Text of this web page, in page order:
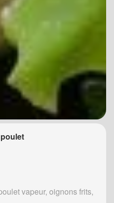
vapeur, oignons frits,